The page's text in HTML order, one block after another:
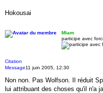
Hokousai
Miam
participe avec
Citation
Message11 juin 2005, 12:30
Non non. Pas Wolfson. Il réduit
lui attribuant des choses qu'il n'a